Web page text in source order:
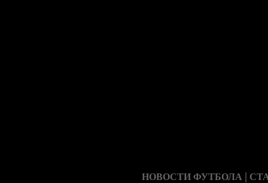
НОВОСТИ ФУТБОЛА |